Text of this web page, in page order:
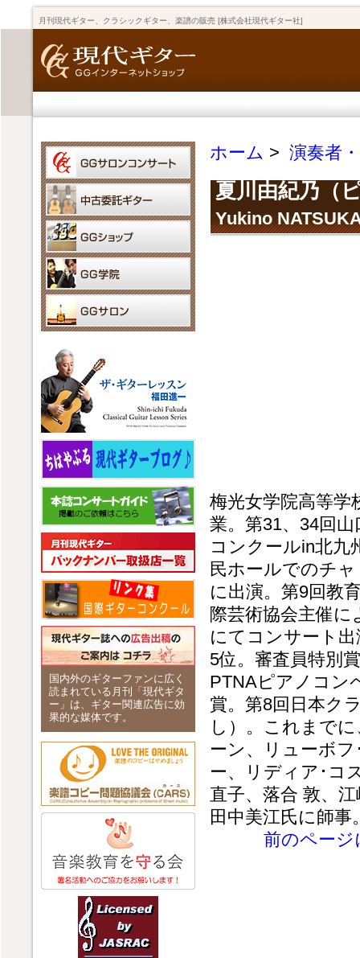
月刊現代ギター、クラシックギター、楽譜の販売 [株式会社現代ギター社]
ホーム > 演奏者
夏川由紀乃（
Yukino
梅光女学院高等学
業。第31、34回
コンクールin北九
民ホールでのチ
に出演。第9回教
際芸術協会主催
にてコンサート
5位。審査員特別
PTNAピアノコン
賞。第8回日本ク
し）。これまで
ーン、リューボ
ー、リディア･コ
直子、落合 敦、
田中美江氏に師事
前のページ
国内外のギターファンに広く
読まれている月刊「現代ギタ
ー」は、ギター関連広告に効
果的な媒体です。